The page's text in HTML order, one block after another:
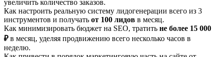
увеличить количество заказов.
Как настроить реальную систему лидогенерации всего из 3
инструментов и получать от 100 лидов в месяц.
Как минимизировать бюджет на SEO, тратить не более 15 000
₽в месяц, уделяя продвижению всего несколько часов в
неделю.